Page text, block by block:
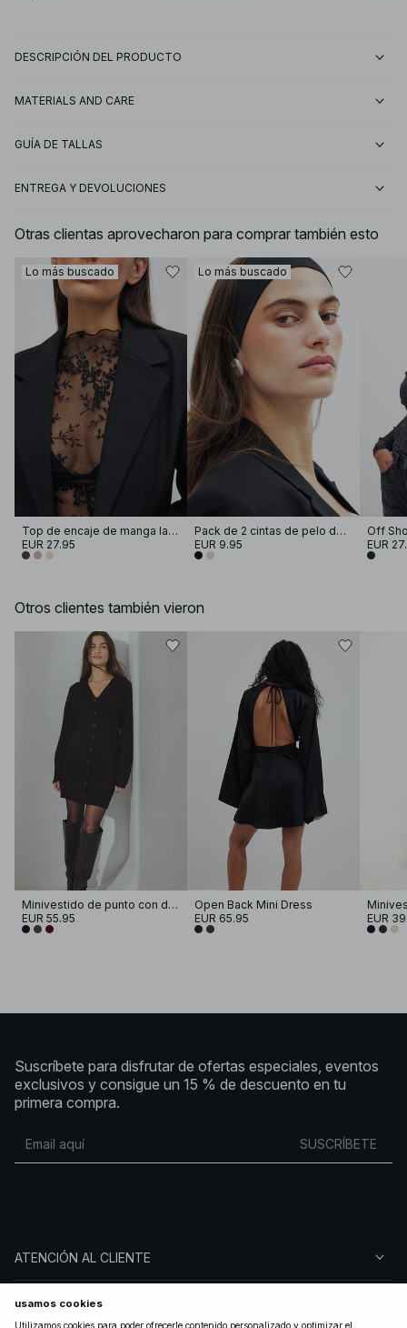
DESCRIPCIÓN DEL PRODUCTO
MATERIALS AND CARE
GUÍA DE TALLAS
ENTREGA Y DEVOLUCIONES
Otras clientas aprovecharon para comprar también esto
Lo más buscado
Top de encaje de manga larga
EUR 27.95
Lo más buscado
Pack de 2 cintas de pelo de jersey
EUR 9.95
EUR
Otros clientes también vieron
Minivestido de punto con diseño escultural
EUR 55.95
Open Back Mini Dress
EUR 65.95
EUR
Suscríbete para disfrutar de ofertas especiales, eventos
exclusivos y consigue un 15 % de descuento en tu
primera compra.
SUSCRÍBETE
ATENCIÓN AL CLIENTE
SOBRE NA-KD